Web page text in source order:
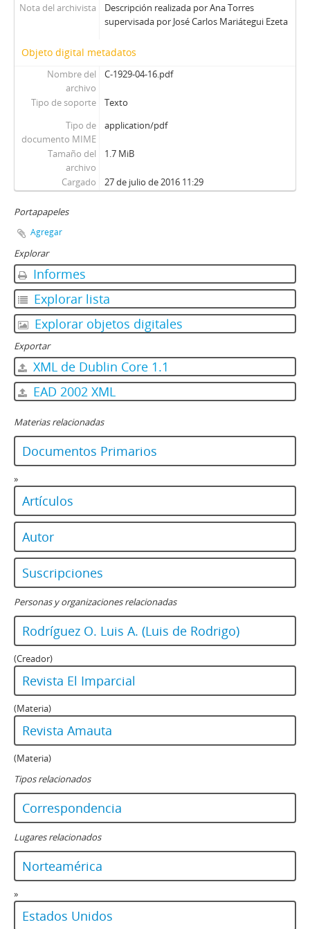
Nota del archivista
Descripción realizada por Ana Torres
supervisada por José Carlos Mariátegui Ezeta
Objeto digital metadatos
Nombre del
archivo
C-1929-04-16.pdf
Tipo de soporte
Texto
Tipo de
documento MIME
application/pdf
Tamaño del
archivo
1.7 MiB
Cargado 27 de julio de 2016 11:29
Portapapeles
Agregar
Explorar
Informes
Explorar lista
Explorar objetos digitales
Exportar
XML de Dublin Core 1.1
EAD 2002 XML
Materias relacionadas
Documentos Primarios
»
Artículos
Autor
Suscripciones
Personas y organizaciones relacionadas
Rodríguez O. Luis A. (Luis de Rodrigo)
(Creador)
Revista El Imparcial
(Materia)
Revista Amauta
(Materia)
Tipos relacionados
Correspondencia
Lugares relacionados
Norteamérica
»
Estados Unidos